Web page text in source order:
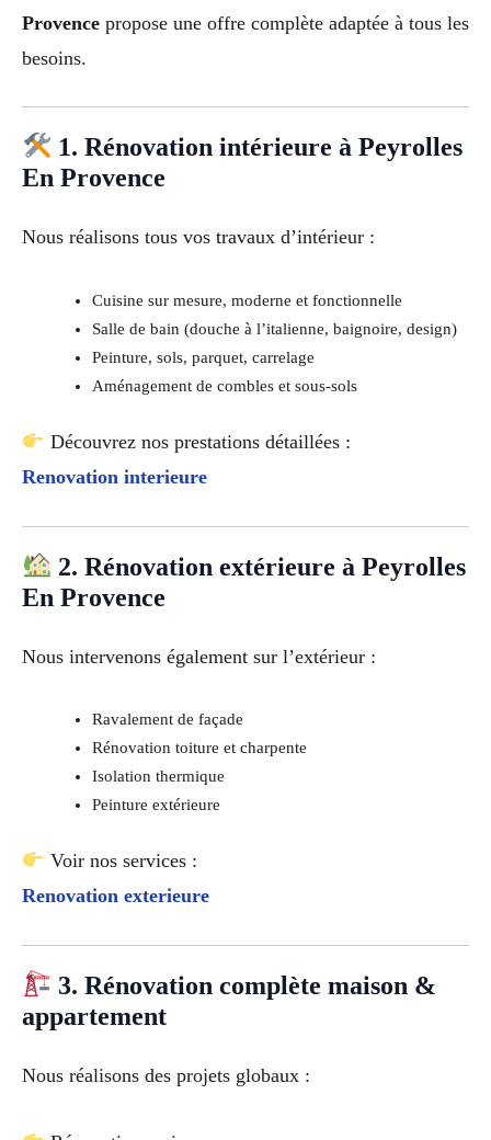
Provence propose une offre complète adaptée à tous les
besoins.
1. Rénovation intérieure à Peyrolles
En Provence
Nous réalisons tous vos travaux d’intérieur :
Cuisine sur mesure, moderne et fonctionnelle
Salle de bain (douche à l’italienne, baignoire, design)
Peinture, sols, parquet, carrelage
Aménagement de combles et sous-sols
Découvrez nos prestations détaillées :
Renovation interieure
2. Rénovation extérieure à Peyrolles
En Provence
Nous intervenons également sur l’extérieur :
Ravalement de façade
Rénovation toiture et charpente
Isolation thermique
Peinture extérieure
Voir nos services :
Renovation exterieure
3. Rénovation complète maison &
appartement
Nous réalisons des projets globaux :